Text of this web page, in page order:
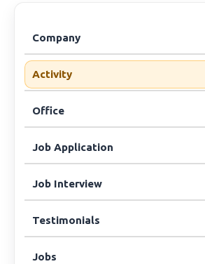
Company
Activity
Office
Job Application
Job Interview
Testimonials
Jobs